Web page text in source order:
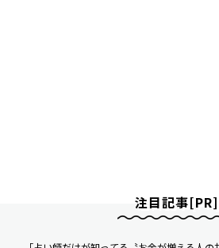
注目記事[PR]